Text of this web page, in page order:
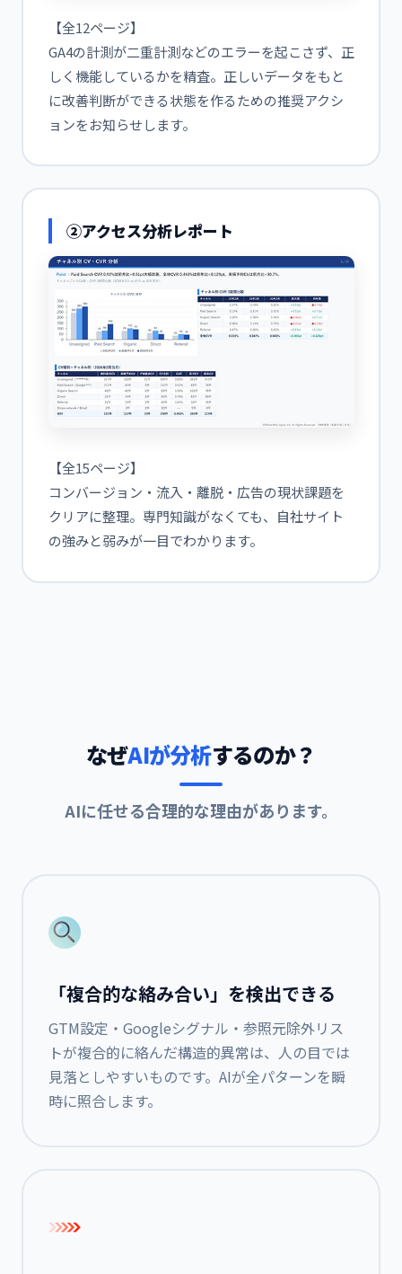
【全12ページ】
GA4の計測が二重計測などのエラーを起こさず、正
しく機能しているかを精査。正しいデータをもと
に改善判断ができる状態を作るための推奨アクシ
ョンをお知らせします。
②アクセス分析レポート
【全15ページ】
コンバージョン・流入・離脱・広告の現状課題を
クリアに整理。専門知識がなくても、自社サイト
の強みと弱みが一目でわかります。
なぜAIが分析するのか？
AIに任せる合理的な理由があります。
「複合的な絡み合い」を検出できる
GTM設定・Googleシグナル・参照元除外リス
トが複合的に絡んだ構造的異常は、人の目では
見落としやすいものです。AIが全パターンを瞬
時に照合します。